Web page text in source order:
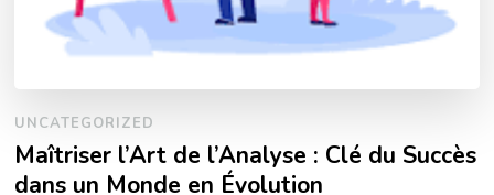
UNCATEGORIZED
Maîtriser l’Art de l’Analyse : Clé du Succès
dans un Monde en Évolution